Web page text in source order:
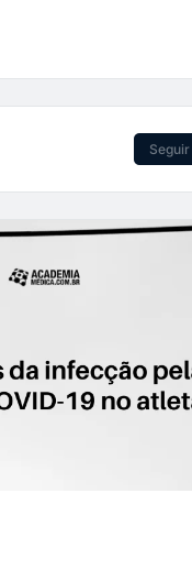
Seguir